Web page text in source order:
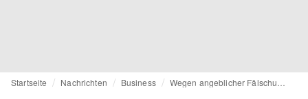
Startseite Nachrichten Business